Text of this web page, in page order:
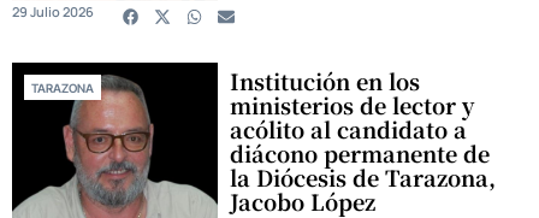
29 Julio 2026
TARAZONA Institución en los
ministerios de lector y
acólito al candidato a
diácono permanente de
la Diócesis de Tarazona,
Jacobo López